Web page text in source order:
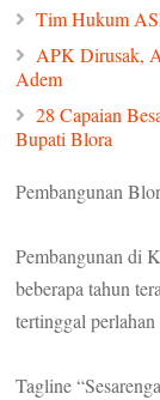
Tim Hukum
APK Dirusak,
Adem
28 Capaian
Bupati Blora
Pembangunan
Pembangunan di
beberapa tahun
tertinggal
Tagline